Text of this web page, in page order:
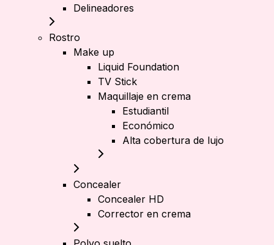
Delineadores
Rostro
Make up
Liquid Foundation
TV Stick
Maquillaje en crema
Estudiantil
Económico
Alta cobertura de lujo
Concealer
Concealer HD
Corrector en crema